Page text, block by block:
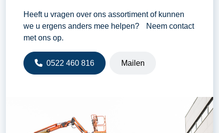
Heeft u vragen over ons assortiment of kunnen
we u ergens anders mee helpen? Neem contact
met ons op.
0522 460 816 Mailen